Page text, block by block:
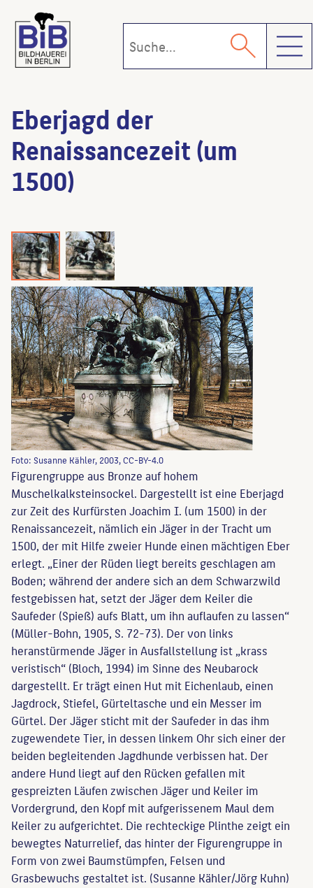
Eberjagd der
Renaissancezeit (um
1500)
Foto: Susanne Kähler, 2003, CC-BY-4.0
Figurengruppe aus Bronze auf hohem
Muschelkalksteinsockel. Dargestellt ist eine Eberjagd
zur Zeit des Kurfürsten Joachim I. (um 1500) in der
Renaissancezeit, nämlich ein Jäger in der Tracht um
1500, der mit Hilfe zweier Hunde einen mächtigen Eber
erlegt. „Einer der Rüden liegt bereits geschlagen am
Boden; während der andere sich an dem Schwarzwild
festgebissen hat, setzt der Jäger dem Keiler die
Saufeder (Spieß) aufs Blatt, um ihn auflaufen zu lassen“
(Müller-Bohn, 1905, S. 72-73). Der von links
heranstürmende Jäger in Ausfallstellung ist „krass
veristisch“ (Bloch, 1994) im Sinne des Neubarock
dargestellt. Er trägt einen Hut mit Eichenlaub, einen
Jagdrock, Stiefel, Gürteltasche und ein Messer im
Gürtel. Der Jäger sticht mit der Saufeder in das ihm
zugewendete Tier, in dessen linkem Ohr sich einer der
beiden begleitenden Jagdhunde verbissen hat. Der
andere Hund liegt auf den Rücken gefallen mit
gespreizten Läufen zwischen Jäger und Keiler im
Vordergrund, den Kopf mit aufgerissenem Maul dem
Keiler zu aufgerichtet. Die rechteckige Plinthe zeigt ein
bewegtes Naturrelief, das hinter der Figurengruppe in
Form von zwei Baumstümpfen, Felsen und
Grasbewuchs gestaltet ist. (Susanne Kähler/Jörg Kuhn)